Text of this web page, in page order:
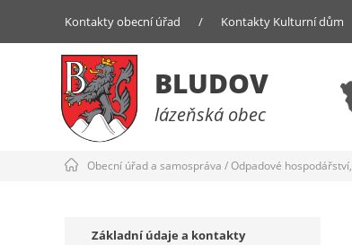
Kontakty obecní úřad / Kontakty Kulturní dům
BLUDOV
lázeňská obec
Obecní úřad a samospráva /Odpadové
Základní údaje a kontakty